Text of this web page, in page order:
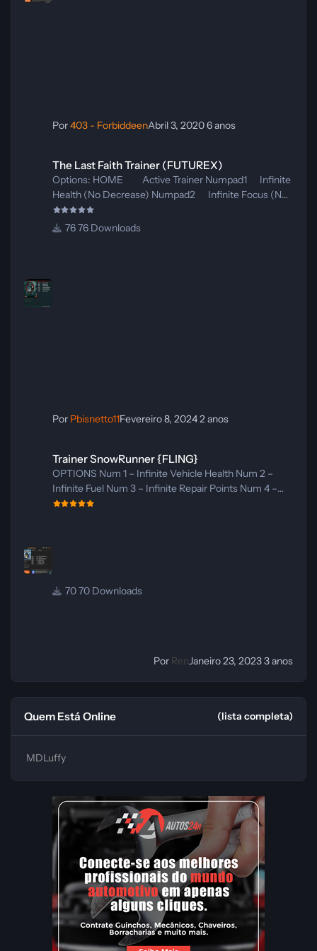
Por403 - ForbiddeenAbril 3, 20206 anos
The Last Faith Trainer (FUTUREX)
Options: HOME Active Trainer Numpad1 Infinite
Health (No Decrease) Numpad2 Infinite Focus (No
Decrease) Numpad3 Instant Power Numpad4
One Hit/Fast Kill Numpad5 No Freezing / Bleeding
76 Downloads
Por Pbisnetto11Fevereiro 8, 20242 anos
Trainer SnowRunner {FLING}
OPTIONS Num 1 – Infinite Vehicle Health Num 2 –
Infinite Fuel Num 3 – Infinite Repair Points Num 4 –
Infinite Spare Tires Num 5 – Freeze Daytime Num 6 –
after adding exp, you won’t level up instantly, you need
70 Downloads
Por Ren Janeiro 23, 20233 anos
Quem Está Online (lista completa)
MDLuffy